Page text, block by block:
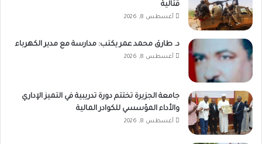
قتالية
أغسطس 8, 2026
د. طارق محمد عمر يكتب: مدارسة مع مدير الكهرباء
أغسطس 8, 2026
جامعة الجزيرة تختتم دورة تدريبية في التميز الإداري
والأداء المؤسسي للكوادر المالية
أغسطس 8, 2026